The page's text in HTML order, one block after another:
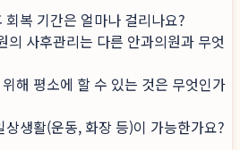
복 기간은 얼마나 걸리나요?
의 사후관리는 다른 안과의원과 무엇
해 평소에 할 수 있는 것은 무엇인가
생활(운동, 화장 등)이 가능한가요?